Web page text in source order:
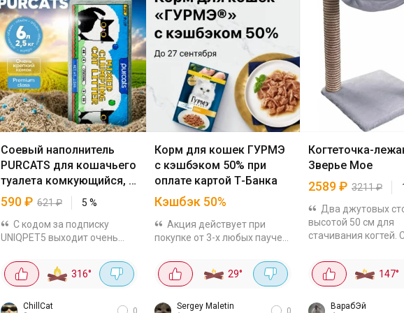
Соевый наполнитель
PURCATS для кошачьего
туалета комкующийся, 6
л
590₽ 621₽ 5 %
С кодом за подписку
UNIQPET5 выходит очень
площадках от тысячи стоит к
примеру, WBНатуральный
бентонита с
316°
ChillCat
0
Корм для кошек ГУРМЭ
с кэшбэком 50% при
оплате картой Т-Банка
Кэшбэк 50%
Акция действует при
покупке от 3-х любых паучей
онлайн магазинах, кроме
Wildberries. Максимум вернут
29°
Sergey Maletin
0
Когтеточка-
Зверье Мое
2589₽ 3211₽
Два джутовых
высотой 50 см для
стачивания когтей.
диаметром 37 см.
Конструкция
собирается за
инструменты не...
147°
ВарабЭй